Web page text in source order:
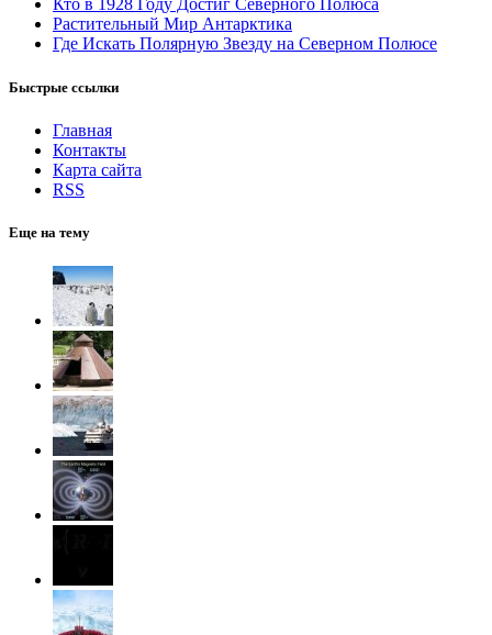
Кто в 1928 Году Достиг Северного Полюса
Растительный Мир Антарктика
Где Искать Полярную Звезду на Северном Полюсе
Быстрые ссылки
Главная
Контакты
Карта сайта
RSS
Еще на тему